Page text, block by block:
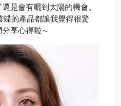
是會有曬到太陽的機會。
蝶的產品都讓我覺得很驚
享心得啦～